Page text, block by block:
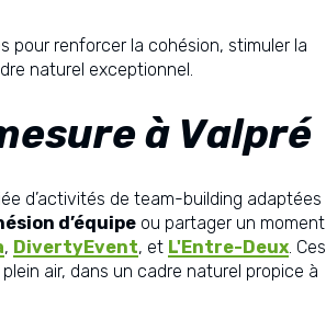
pour renforcer la cohésion, stimuler la
naturel exceptionnel.
à Valpré
d’activités de team-building adaptées
d’équipe ou partager un moment
, DivertyEvent, et L'Entre-Deux. Ces
air, dans un cadre naturel propice à